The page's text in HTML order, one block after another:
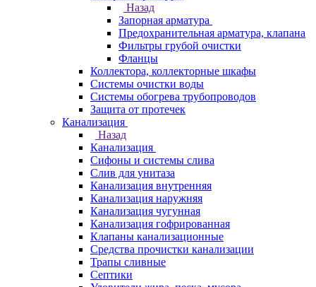
Назад
Запорная арматура
Предохранительная арматура, клапана
Фильтры грубой очистки
Фланцы
Коллектора, коллекторные шкафы
Системы очистки воды
Системы обогрева трубопроводов
Защита от протечек
Канализация
Назад
Канализация
Сифоны и системы слива
Слив для унитаза
Канализация внутренняя
Канализация наружняя
Канализация чугунная
Канализация гофрированная
Клапаны канализационные
Средства прочистки канализации
Трапы сливные
Септики